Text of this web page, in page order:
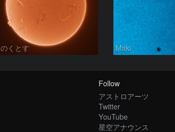
のくとす Maki
Follow
アストロアーツ
Twitter
YouTube
星空アナウンス